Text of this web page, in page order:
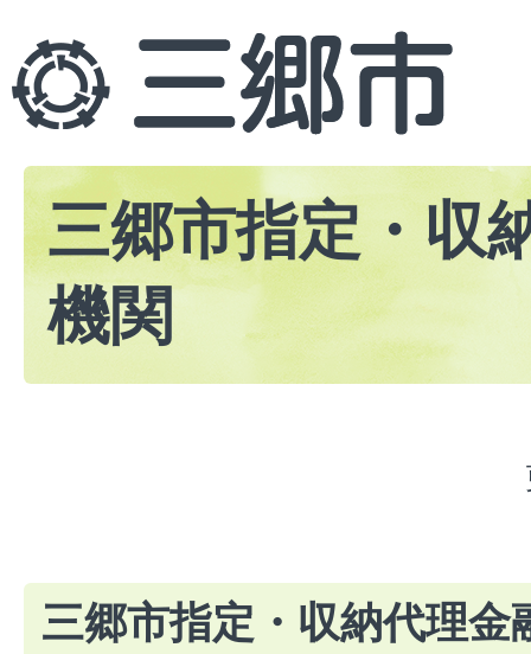
三郷市指定・収
機関
三郷市指定・収納代理金